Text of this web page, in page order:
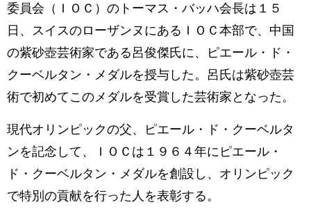
委員会（ＩＯＣ）のトーマス・バッハ会長は１５
日、スイスのローザンヌにあるＩＯＣ本部で、中国
の紫砂壺芸術家である呂俊傑氏に、ピエール・ド・
クーベルタン・メダルを授与した。呂氏は紫砂壺芸
術で初めてこのメダルを受賞した芸術家となった。
現代オリンピックの父、ピエール・ド・クーベルタ
ンを記念して、ＩＯＣは１９６４年にピエール・
ド・クーベルタン・メダルを創設し、オリンピック
で特別の貢献を行った人を表彰する。